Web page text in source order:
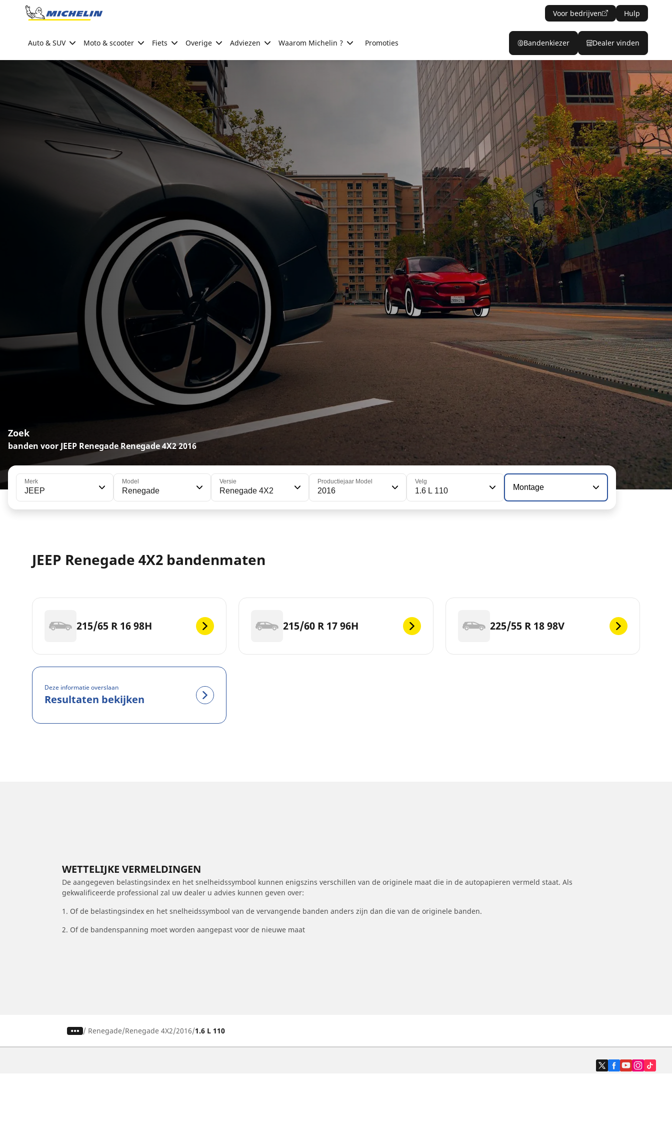
Go to page content
Voor bedrijven Hulp
Auto & SUV Moto & scooter Fiets Overige Adviezen Waarom Michelin ? Promoties Bandenkiezer Dealer vinden
Zoek
banden voor JEEP Renegade Renegade 4X2 2016
Merk
JEEP
Model
Renegade
Versie
Renegade 4X2
Productiejaar Model
2016
Velg
1.6 L 110 Montage
JEEP Renegade 4X2 bandenmaten
215/65 R 16 98H 215/60 R 17 96H 225/55 R 18 98V
Deze informatie overslaan
Resultaten bekijken
WETTELIJKE VERMELDINGEN
De aangegeven belastingsindex en het snelheidssymbool kunnen enigszins verschillen van de originele maat die in de autopapieren vermeld staat. Als
gekwalificeerde professional zal uw dealer u advies kunnen geven over:
1. Of de belastingsindex en het snelheidssymbool van de vervangende banden anders zijn dan die van de originele banden.
2. Of de bandenspanning moet worden aangepast voor de nieuwe maat
/ Renegade Renegade 4X2 2016 1.6 L 110